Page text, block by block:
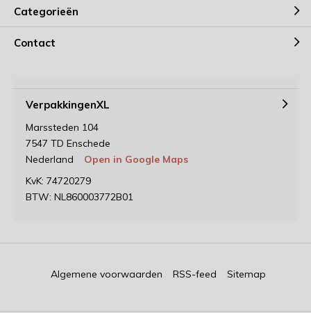
Categorieën
Contact
VerpakkingenXL
Marssteden 104
7547 TD Enschede
Nederland
Open in Google Maps
KvK: 74720279
BTW: NL860003772B01
Algemene voorwaarden RSS-feed Sitemap